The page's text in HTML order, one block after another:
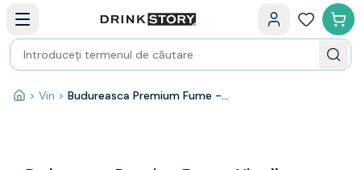
Bauturi fine — selectie
Produse Noi
Cosuri cadou
Pachete & Cadouri
VinAcasă
> Vin > Budureasca Premium Fume - Vin alb sec 0.75l